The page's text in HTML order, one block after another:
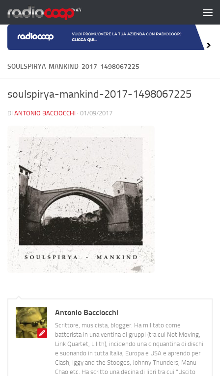
Salta al contenuto
SOULSPIRYA-MANKIND-2017-1498067225
soulspirya-mankind-2017-1498067225
DI ANTONIO BACCIOCCHI · 01/09/2017
Antonio Bacciocchi
Scrittore, musicista, blogger. Ha militato come
batterista in una ventina di gruppi (tra cui Not Moving,
Link Quartet, Lilith), incidendo una cinquantina di dischi
e suonando in tutta Italia, Europa e USA e aprendo per
Clash, Iggy and the Stooges, Johnny Thunders, Manu
Chao etc. Ha scritto una decina di libri tra cui "Uscito